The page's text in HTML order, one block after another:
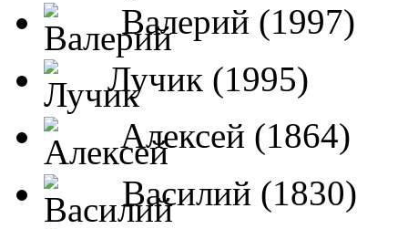
Валерий (1997)
Лучик (1995)
Алексей (1864)
Василий (1830)